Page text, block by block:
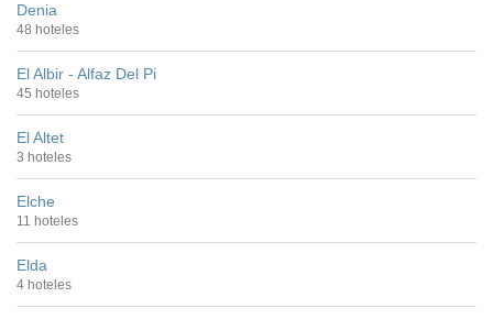
Denia
48 hoteles
El Albir - Alfaz Del Pi
45 hoteles
El Altet
3 hoteles
Elche
11 hoteles
Elda
4 hoteles